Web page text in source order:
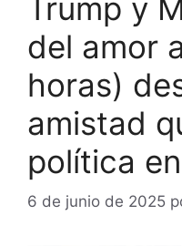
Trump y
del amor
horas)
amistad
política
6 de junio de 2025